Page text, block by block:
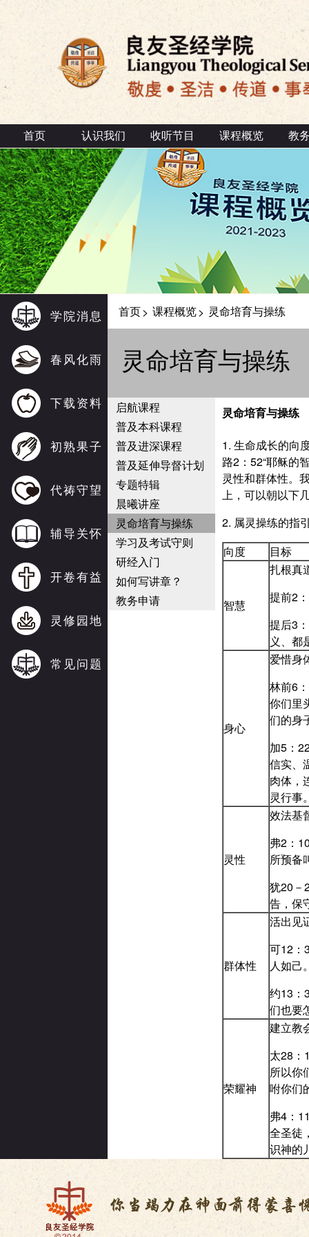
首页 认识我们 收听节目 课程概览 教
学院消息
春风化雨
下载资料
初熟果子
代祷守望
辅导关怀
开卷有益
灵修园地
常见问题
首页> 课程概览> 灵命培育与操练
灵命培育与操练
启航课程
普及本科课程
普及进深课程
普及延伸导督计划
专题特辑
晨曦讲座
灵命培育与操练
学习及考试守则
研经入门
如何写讲章？
教务申请
灵命培育与操练
1. 生命成长的向
路2：52“耶稣的
灵性和群体性。
上，可以朝以下
2. 属灵操练的指
向度
目标
智慧
扎根真
提前2
提后3
义、都
身心
爱惜身
林前6
你们里
们的身
加5：
信实、
肉体，
灵行事
灵性
效法基
弗2：
所预备
犹20－
告，保
群体性
活出见
可12：
人如己
约13：
们也要
荣耀神
建立教
太28：
所以你
咐你们
弗4：
全圣徒
识神的